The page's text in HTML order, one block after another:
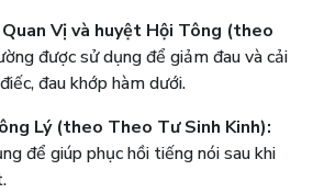
Vị và huyệt Hội Tông (theo
được sử dụng để giảm đau và cải
đau khớp hàm dưới.
Lý (theo Theo Tư Sinh Kinh):
để giúp phục hồi tiếng nói sau khi